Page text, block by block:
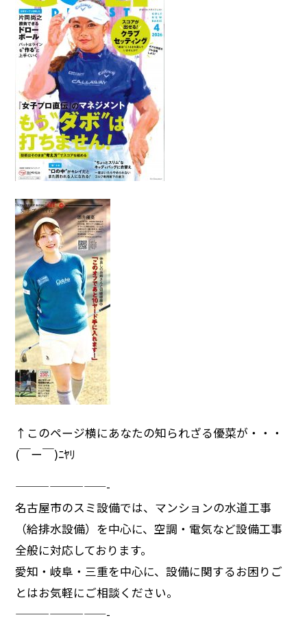
↑このページ横にあなたの知られざる優菜が・・・
(￣ー￣)ﾆﾔﾘ
————————-
名古屋市のスミ設備では、マンションの水道工事
（給排水設備）を中心に、空調・電気など設備工事
全般に対応しております。
愛知・岐阜・三重を中心に、設備に関するお困りご
とはお気軽にご相談ください。
————————-